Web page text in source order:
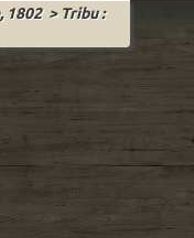
1802>Tribu :